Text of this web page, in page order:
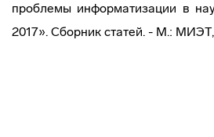
проблемы информатизации в
2017». Сборник статей. - М.: МИЭТ,